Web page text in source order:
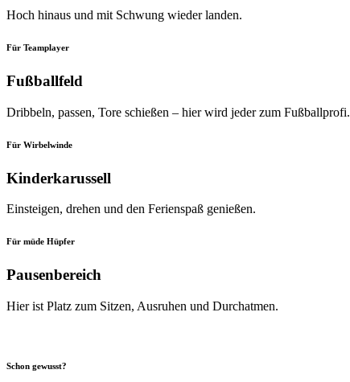
Hoch hinaus und mit Schwung wieder landen.
Für Teamplayer
Fußballfeld
Dribbeln, passen, Tore schießen – hier wird jeder zum Fußballprofi.
Für Wirbelwinde
Kinderkarussell
Einsteigen, drehen und den Ferienspaß genießen.
Für müde Hüpfer
Pausenbereich
Hier ist Platz zum Sitzen, Ausruhen und Durchatmen.
Schon gewusst?